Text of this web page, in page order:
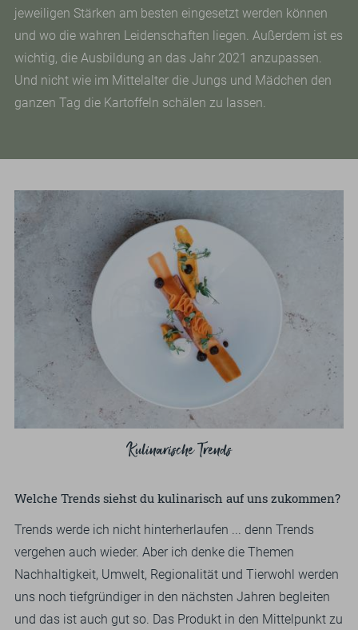
jeweiligen Stärken am besten eingesetzt werden können
und wo die wahren Leidenschaften liegen. Außerdem ist es
wichtig, die Ausbildung an das Jahr 2021 anzupassen.
Und nicht wie im Mittelalter die Jungs und Mädchen den
ganzen Tag die Kartoffeln schälen zu lassen.
Welche Trends siehst du kulinarisch auf uns zukommen?
Trends werde ich nicht hinterherlaufen ... denn Trends
vergehen auch wieder. Aber ich denke die Themen
Nachhaltigkeit, Umwelt, Regionalität und Tierwohl werden
uns noch tiefgründiger in den nächsten Jahren begleiten
und das ist auch gut so. Das Produkt in den Mittelpunkt zu
Kulinarische Trends